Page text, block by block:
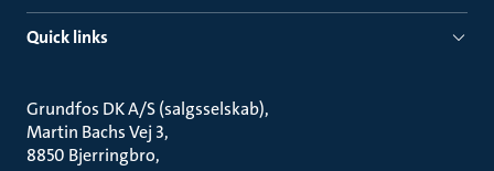
Quick links
Grundfos DK A/S (salgsselskab)
Martin Bachs Vej 3
8850 Bjerringbro